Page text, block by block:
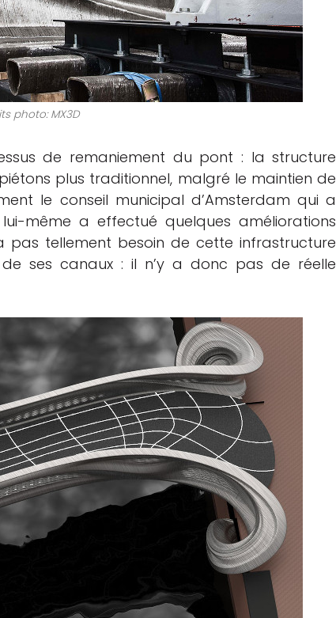
photo: MX3D
de remaniement du pont : la structure
plus traditionnel, malgré le maintien de
le conseil municipal d’Amsterdam qui a
même a effectué quelques améliorations
pas tellement besoin de cette infrastructure
ses canaux : il n’y a donc pas de réelle